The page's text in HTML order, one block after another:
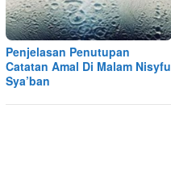
Penjelasan Penutupan
Catatan Amal Di Malam Nisyfu
Sya’ban